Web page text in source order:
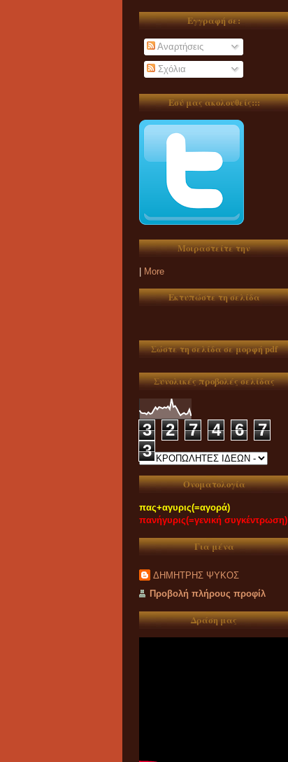
Εγγραφή σε:
Αναρτήσεις
Σχόλια
Εσύ μας ακολουθείς:::
Μοιραστείτε την
More
Εκτυπώστε τη σελίδα
Σώστε τη σελίδα σε μορφή pdf
Συνολικές προβολές σελίδας
3 2 7 4 6
7
3
Ονοματολογία
πας+αγυρις(=αγορά)
πανήγυρις(=γενική συγκέντρωση)
Για μένα
ΔΗΜΗΤΡΗΣ ΨΥΚΟΣ
Προβολή πλήρους προφίλ
Δράση μας